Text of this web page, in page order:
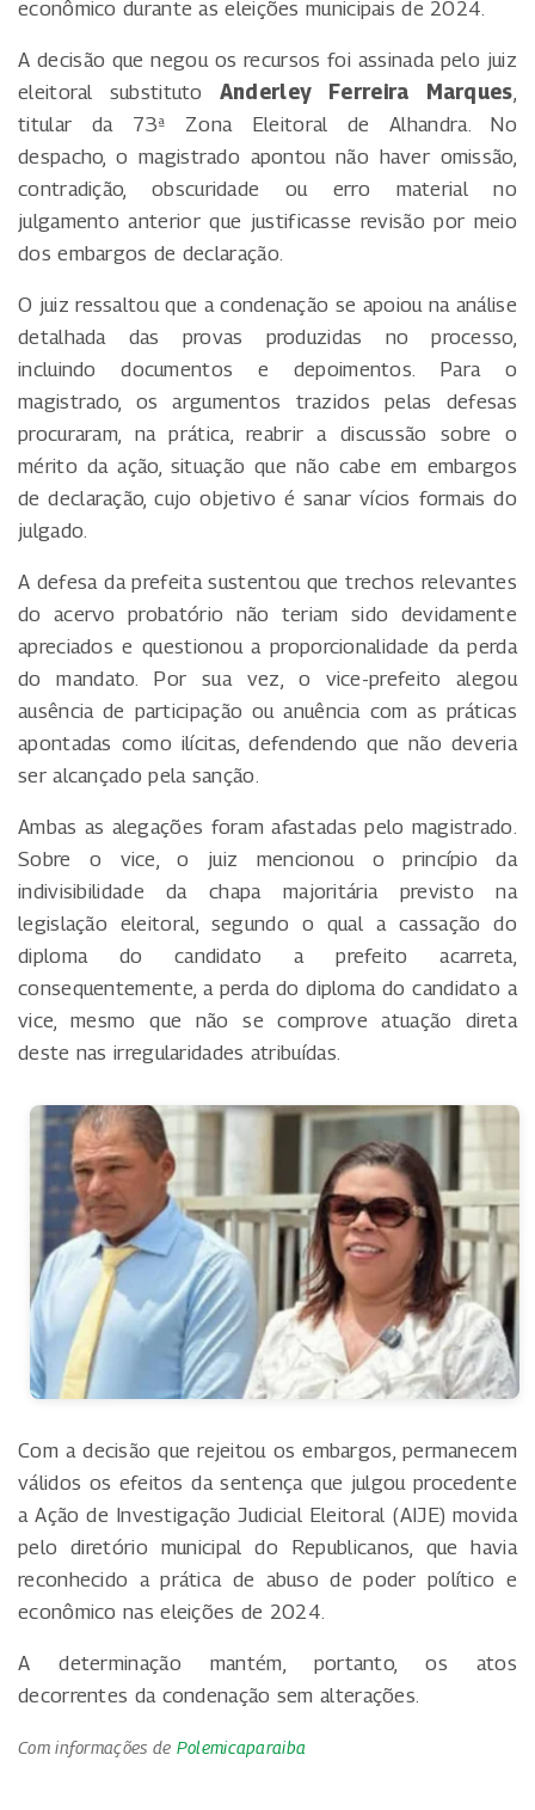
econômico durante as eleições municipais de 2024.
A decisão que negou os recursos foi assinada pelo juiz
eleitoral substituto Anderley Ferreira Marques
titular da 73ª Zona Eleitoral de Alhandra. No
despacho, o magistrado apontou não haver omissão,
contradição, obscuridade ou erro material no
julgamento anterior que justificasse revisão por meio
dos embargos de declaração.
O juiz ressaltou que a condenação se apoiou na análise
detalhada das provas produzidas no processo,
incluindo documentos e depoimentos. Para o
magistrado, os argumentos trazidos pelas defesas
procuraram, na prática, reabrir a discussão sobre o
mérito da ação, situação que não cabe em embargos
de declaração, cujo objetivo é sanar vícios formais do
julgado.
A defesa da prefeita sustentou que trechos relevantes
do acervo probatório não teriam sido devidamente
apreciados e questionou a proporcionalidade da perda
do mandato. Por sua vez, o vice-prefeito alegou
ausência de participação ou anuência com as práticas
apontadas como ilícitas, defendendo que não deveria
ser alcançado pela sanção.
Ambas as alegações foram afastadas pelo magistrado.
Sobre o vice, o juiz mencionou o princípio da
indivisibilidade da chapa majoritária previsto na
legislação eleitoral, segundo o qual a cassação do
diploma do candidato a prefeito acarreta,
consequentemente, a perda do diploma do candidato a
vice, mesmo que não se comprove atuação direta
deste nas irregularidades atribuídas.
Com a decisão que rejeitou os embargos, permanecem
válidos os efeitos da sentença que julgou procedente
a Ação de Investigação Judicial Eleitoral (AIJE) movida
pelo diretório municipal do Republicanos, que havia
reconhecido a prática de abuso de poder político e
econômico nas eleições de 2024.
A determinação mantém, portanto, os atos
decorrentes da condenação sem alterações.
Com informações de Polemicaparaiba